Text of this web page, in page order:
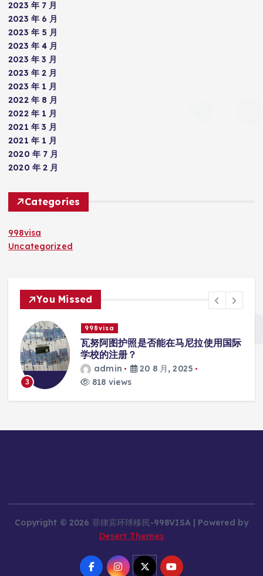
2023 年 7 月
2023 年 6 月
2023 年 5 月
2023 年 4 月
2023 年 3 月
2023 年 2 月
2023 年 1 月
2022 年 8 月
2022 年 1 月
2021 年 3 月
2021 年 1 月
2020 年 7 月
2020 年 2 月
Categories
998visa
Uncategorized
You Missed
3
998visa
瓦努阿图护照是否能在马尼拉使用国际
学校的注册？
admin
20 8 月, 2025
818 views
Copyright © 2026 菲律宾环球移民-998VISA | Powered by
Desert Themes